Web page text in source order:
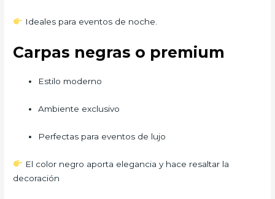
Ideales para eventos de noche.
Carpas negras o premium
Estilo moderno
Ambiente exclusivo
Perfectas para eventos de lujo
El color negro aporta elegancia y hace resaltar la
decoración